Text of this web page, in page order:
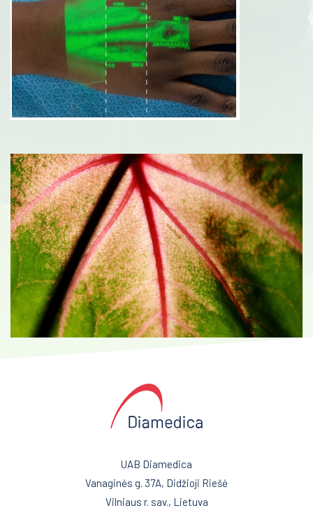
Reabilitacija
Kardiologija
Psichiatrija
Neurologija
Radiologija
Onkologija
Urologija
Genetika
Preanalitika
UAB Diamedica
Vanaginės g. 37A, Didžioji Riešė
Vilniaus r. sav., Lietuva